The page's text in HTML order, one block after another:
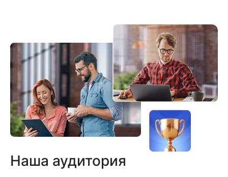
Наша аудитория